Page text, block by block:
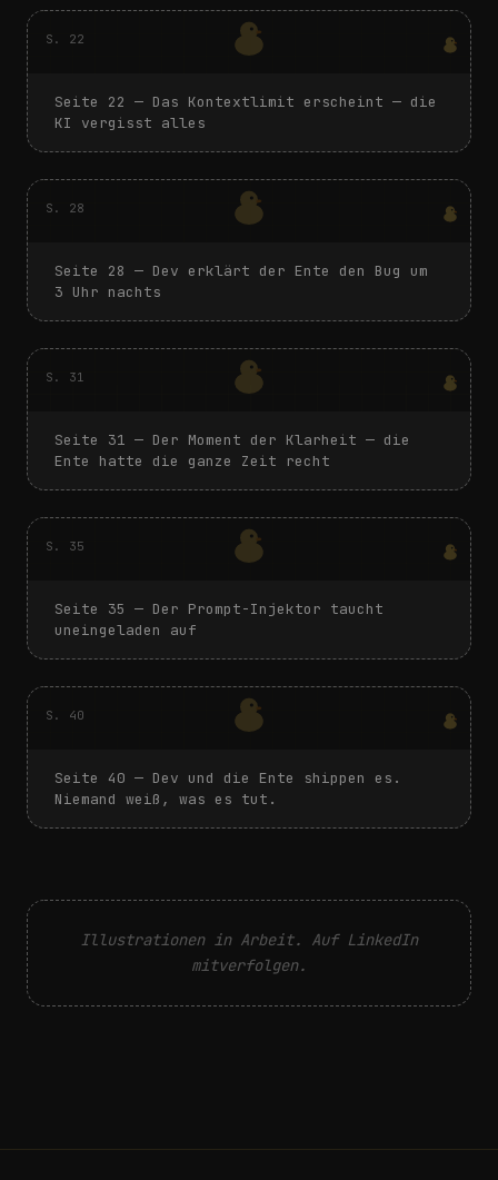
S. 22
Seite 22 — Das Kontextlimit erscheint — die
KI vergisst alles
S. 28
Seite 28 — Dev erklärt der Ente den Bug um
3 Uhr nachts
S. 31
Seite 31 — Der Moment der Klarheit — die
Ente hatte die ganze Zeit recht
S. 35
Seite 35 — Der Prompt-Injektor taucht
uneingeladen auf
S. 40
Seite 40 — Dev und die Ente shippen es.
Niemand weiß, was es tut.
Illustrationen in Arbeit. Auf LinkedIn
mitverfolgen.